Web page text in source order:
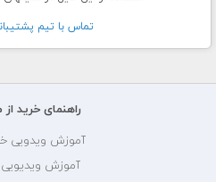
تماس با تيم
راهنمای خرید
آموزش ویدویی
آموزش